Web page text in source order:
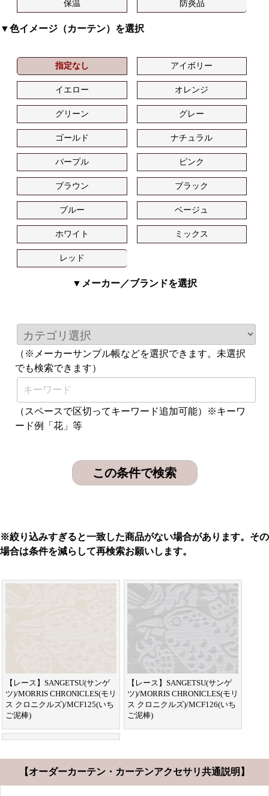
保温 防炎品
▼色イメージ（カーテン）を選択
指定なし アイボリー
イエロー オレンジ
グリーン グレー
ゴールド ナチュラル
パープル ピンク
ブラウン ブラック
ブルー ベージュ
ホワイト ミックス
レッド
▼メーカー／ブランドを選択
（※メーカーサンプル帳などを選択できます。未選択
でも検索できます）
（スペースで区切ってキーワード追加可能）※キーワ
ード例「花」等
※絞り込みすぎると一致した商品がない場合があります。その
場合は条件を減らして再検索お願いします。
【レース】SANGETSU(サンゲ
ツ)/MORRIS CHRONICLES(モリ
ス クロニクルズ)/MCF125(いち
ご泥棒)
【レース】SANGETSU(サンゲ
ツ)/MORRIS CHRONICLES(モリ
ス クロニクルズ)/MCF126(いち
ご泥棒)
【オーダーカーテン・カーテンアクセサリ共通説明】